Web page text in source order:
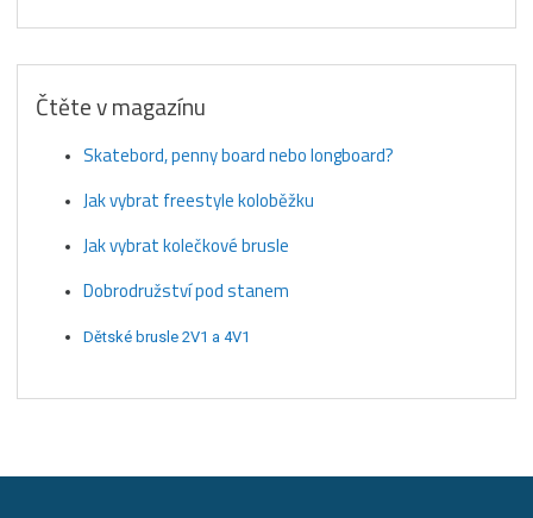
Čtěte v magazínu
Skatebord, penny board nebo longboard?
Jak vybrat freestyle koloběžku
Jak vybrat kolečkové brusle
Dobrodružství pod stanem
Dětské brusle 2V1 a 4V1